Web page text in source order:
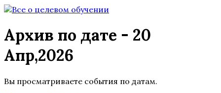
Архив по дате - 20
Апр,2026
Вы просматриваете события по датам.